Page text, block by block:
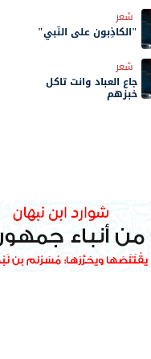
شعر
"الكاذِبون على النّبي"
شعر
جاع العباد وانت تاكل
خبزهم